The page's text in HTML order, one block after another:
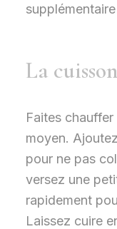
La
Faites
moyen.
pour ne pas
versez une
rapidement
Laissez cuire